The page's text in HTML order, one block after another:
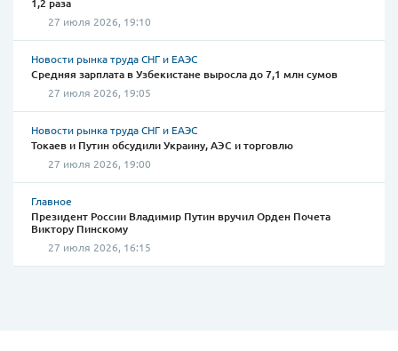
27 июля 2026, 19:10
Новости рынка труда СНГ и ЕАЭС
Средняя зарплата в Узбекистане выросла до 7,1 млн сумов
27 июля 2026, 19:05
Новости рынка труда СНГ и ЕАЭС
Токаев и Путин обсудили Украину, АЭС и торговлю
27 июля 2026, 19:00
Главное
Президент России Владимир Путин вручил Орден Почета
Виктору Пинскому
27 июля 2026, 16:15